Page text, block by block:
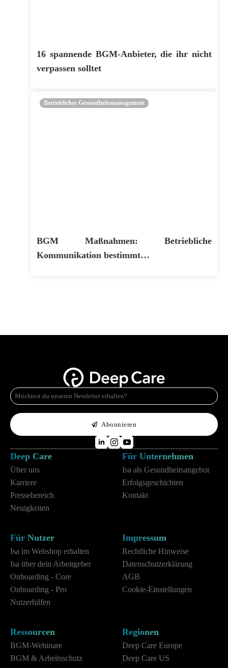
16 spannende BGM-Anbieter, die ihr nicht
verpassen solltet
BGM Maßnahmen: Betriebliche
Kommunikation bestimmt…
Betriebliches Gesundheitsmanagement
E-
Mail
*
Abonnieren
Deep Care
Über uns
Karriere
Pressebereich
Neuigkeiten
Für Unternehmen
Isa als Gesundheitsangebot
Erfolgsgeschichten
Kontakt
Für Nutzer
Isa im Webshop erhalten
Isa über dein Arbeitgeber
Onboarding - Core
Onboarding - Pro
Nutzerhilfen
Impressum
Rechtliche Hinweise
Datenschutzerklärung
AGB
Cookie-Einstellungen
Ressourcen
BGM-Webinare
BGM & Arbeitsschutz
Regionen
Deep Care Europe
Deep Care US